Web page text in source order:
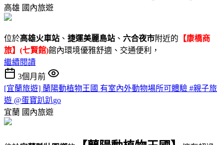
高雄 國內旅遊
位於高雄火車站 、 捷運美麗島站 、 六合夜市附近的 【康橋商
旅】(七賢館)館內環境優雅舒適、交通便利，
繼續閱讀
3個月前
[宜蘭旅遊] 蘭陽動植物王國 有室內外動物場所可體驗 #親子旅
遊 @蛋寶趴趴go
宜蘭 國內旅遊